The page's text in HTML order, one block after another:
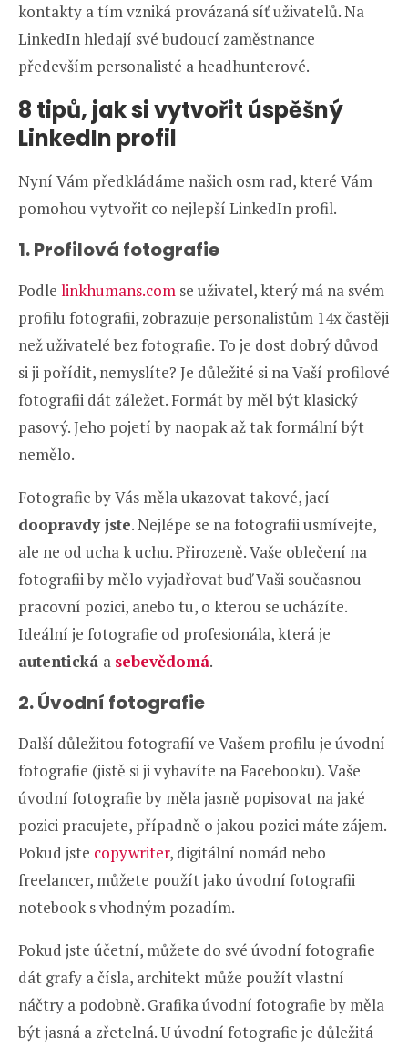
kontakty a tím vzniká provázaná síť uživatelů. Na
LinkedIn hledají své budoucí zaměstnance
především personalisté a headhunterové.
8 tipů, jak si vytvořit úspěšný
LinkedIn profil
Nyní Vám předkládáme našich osm rad, které Vám
pomohou vytvořit co nejlepší LinkedIn profil.
1. Profilová fotografie
Podle linkhumans.com se uživatel, který má na svém
profilu fotografii, zobrazuje personalistům 14x častěji
než uživatelé bez fotografie. To je dost dobrý důvod
si ji pořídit, nemyslíte? Je důležité si na Vaší profilové
fotografii dát záležet. Formát by měl být klasický
pasový. Jeho pojetí by naopak až tak formální být
nemělo.
Fotografie by Vás měla ukazovat takové, jací
doopravdy jste. Nejlépe se na fotografii usmívejte,
ale ne od ucha k uchu. Přirozeně. Vaše oblečení na
fotografii by mělo vyjadřovat buď Vaši současnou
pracovní pozici, anebo tu, o kterou se ucházíte.
Ideální je fotografie od profesionála, která je
autentická a sebevědomá.
2. Úvodní fotografie
Další důležitou fotografií ve Vašem profilu je úvodní
fotografie (jistě si ji vybavíte na Facebooku). Vaše
úvodní fotografie by měla jasně popisovat na jaké
pozici pracujete, případně o jakou pozici máte zájem.
Pokud jste copywriter, digitální nomád nebo
freelancer, můžete použít jako úvodní fotografii
notebook s vhodným pozadím.
Pokud jste účetní, můžete do své úvodní fotografie
dát grafy a čísla, architekt může použít vlastní
náčtry a podobně. Grafika úvodní fotografie by měla
být jasná a zřetelná. U úvodní fotografie je důležitá